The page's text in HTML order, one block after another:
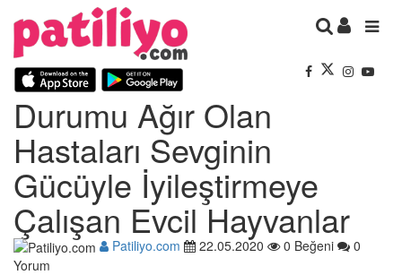
Durumu Ağır Olan
Hastaları Sevginin
Gücüyle İyileştirmeye
Çalışan Evcil Hayvanlar
Patiliyo.com 22.05.2020 0 Beğeni
0
Yorum